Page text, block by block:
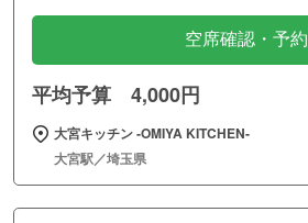
空席確認・予約
平均予算 4,000円
大宮キッチン ‐OMIYA KITCHEN‐
大宮駅／埼玉県